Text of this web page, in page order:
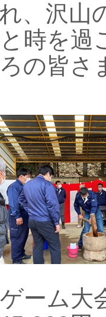
、沢山
時を過
の皆さ
ーム大